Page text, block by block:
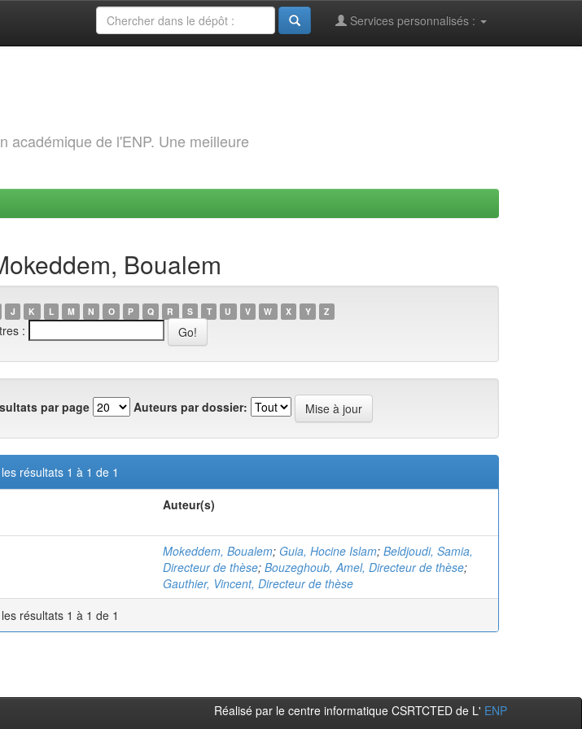
Services personnalisés :
académique de l'ENP. Une meilleure
Boualem
J K L M N O P Q R S T U V W X Y Z
:
par page Auteurs par dossier:
résultats 1 à 1 de 1
Auteur(s)
Mokeddem, Boualem; Guia, Hocine Islam; Beldjoudi, Samia,
Directeur de thèse; Bouzeghoub, Amel, Directeur de thèse;
Gauthier, Vincent, Directeur de thèse
résultats 1 à 1 de 1
Réalisé par le centre informatique CSRTCTED de L' ENP